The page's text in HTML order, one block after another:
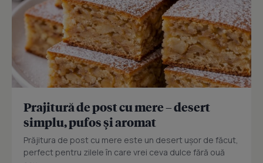
Prajitură de post cu mere – desert
simplu, pufos și aromat
Prăjitura de post cu mere este un desert ușor de făcut,
perfect pentru zilele în care vrei ceva dulce fără ouă